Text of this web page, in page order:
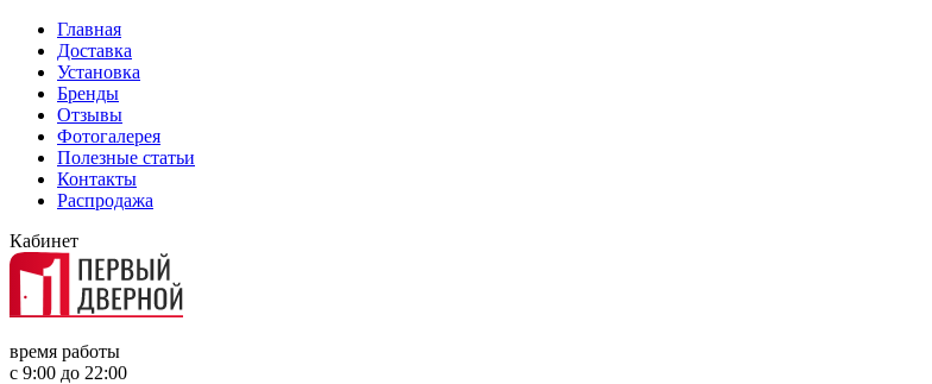
Главная
Доставка
Установка
Бренды
Отзывы
Фотогалерея
Полезные статьи
Контакты
Распродажа
Кабинет
время работы
с 9:00 до 22:00